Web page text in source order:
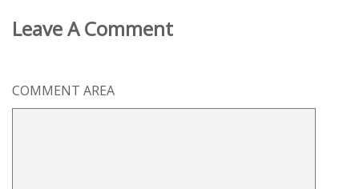
Leave A Comment
COMMENT AREA